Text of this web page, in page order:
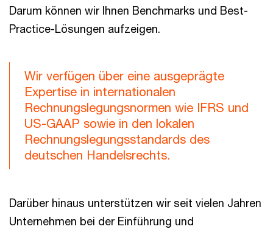
Darum können wir Ihnen Benchmarks und Best-
Practice-Lösungen aufzeigen.
Wir verfügen über eine ausgeprägte
Expertise in internationalen
Rechnungslegungsnormen wie IFRS und
US-GAAP sowie in den lokalen
Rechnungslegungsstandards des
deutschen Handelsrechts.
Darüber hinaus unterstützen wir seit vielen Jahren
Unternehmen bei der Einführung und